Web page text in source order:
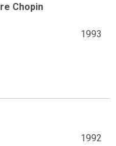
Chopin
1993
1992